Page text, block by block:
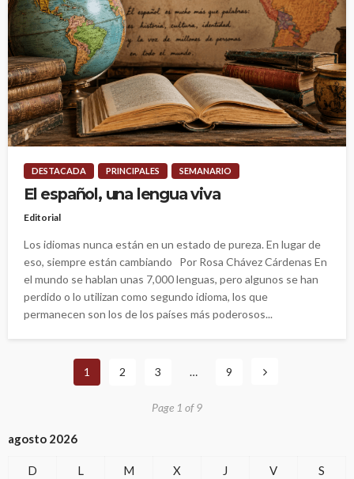
DESTACADA PRINCIPALES SEMANARIO
El español, una lengua viva
Editorial
Los idiomas nunca están en un estado de pureza. En lugar de
eso, siempre están cambiando Por Rosa Chávez Cárdenas En
el mundo se hablan unas 7,000 lenguas, pero algunos se han
perdido o lo utilizan como segundo idioma, los que
permanecen son los de los países más poderosos...
1 2 3 … 9
Page 1 of 9
agosto 2026
D L M X J V
S